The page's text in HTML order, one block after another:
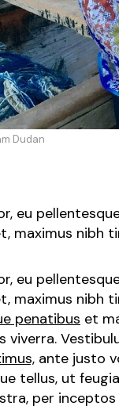
Dudan
eu
maximus nibh
eu
maximus nibh
penatibus et
ante justo
tellus, ut
per